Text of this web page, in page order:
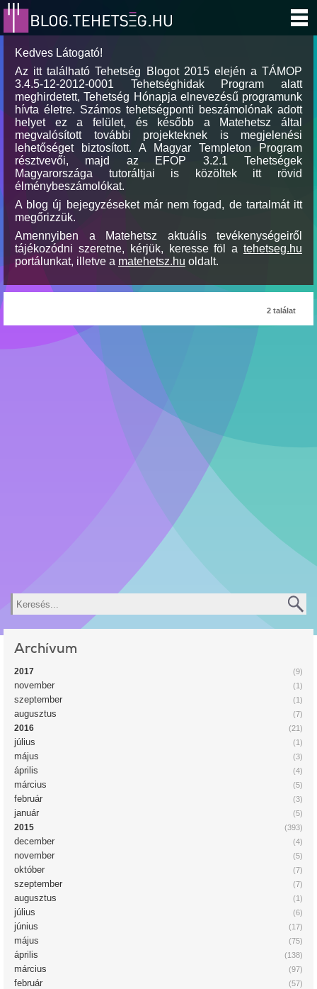
Kedves Látogató!
Az itt található Tehetség Blogot 2015 elején a TÁMOP
3.4.5-12-2012-0001 Tehetséghidak Program alatt
meghirdetett, Tehetség Hónapja elnevezésű programunk
hívta életre. Számos tehetségponti beszámolónak adott
helyet ez a felület, és később a Matehetsz által
megvalósított további projekteknek is megjelenési
lehetőséget biztosított. A Magyar Templeton Program
résztvevői, majd az EFOP 3.2.1 Tehetségek
Magyarországa tutoráltjai is közöltek itt rövid
élménybeszámolókat.
A blog új bejegyzéseket már nem fogad, de tartalmát itt
megőrizzük.
Amennyiben a Matehetsz aktuális tevékenységeiről
tájékozódni szeretne, kérjük, keresse föl a tehetseg.hu
portálunkat, illetve a matehetsz.hu oldalt.
2 találat
Keresés
Archívum
(9)
2017
(1)
november
(1)
szeptember
(7)
augusztus
(21)
2016
(1)
július
(3)
május
(4)
április
(5)
március
(3)
február
(5)
január
(393)
2015
(4)
december
(5)
november
(7)
október
(7)
szeptember
(1)
augusztus
(6)
július
(17)
június
(75)
május
(138)
április
(97)
március
(57)
február